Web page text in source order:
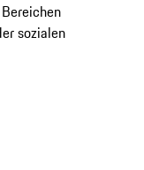
sozialen